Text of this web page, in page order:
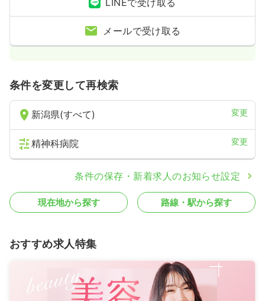
LINEで受け取る
メールで受け取る
条件を変更して再検索
新潟県(すべて) 変更
精神科病院 変更
条件の保存・新着求人のお知らせ設定
現在地から探す 路線・駅から探す
おすすめ求人特集